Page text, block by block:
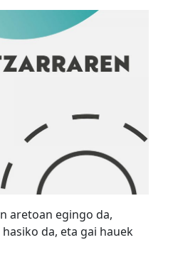
aretoan egingo da,
hasiko da, eta gai hauek